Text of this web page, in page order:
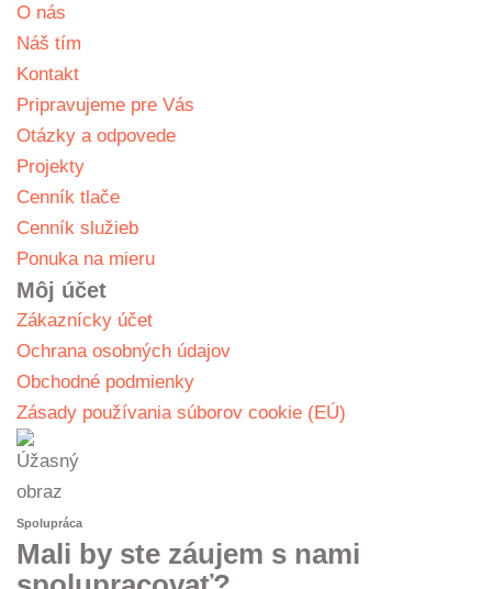
O nás
Náš tím
Kontakt
Pripravujeme pre Vás
Otázky a odpovede
Projekty
Cenník tlače
Cenník služieb
Ponuka na mieru
Môj účet
Zákaznícky účet
Ochrana osobných údajov
Obchodné podmienky
Zásady používania súborov cookie (EÚ)
Spolupráca
Mali by ste záujem s nami